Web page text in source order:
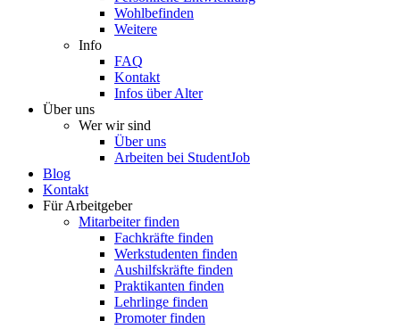
Wohlbefinden
Weitere
Info
FAQ
Kontakt
Infos über Alter
Über uns
Wer wir sind
Über uns
Arbeiten bei StudentJob
Blog
Kontakt
Für Arbeitgeber
Mitarbeiter finden
Fachkräfte finden
Werkstudenten finden
Aushilfskräfte finden
Praktikanten finden
Lehrlinge finden
Promoter finden